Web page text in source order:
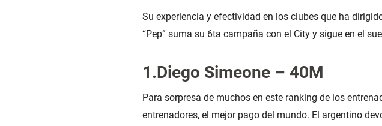
Su experiencia y efectividad en los clubes que ha
“Pep” suma su 6ta campaña con el City y sigue en el
1.Diego Simeone – 40M
Para sorpresa de muchos en este ranking de los
entrenadores, el mejor pago del mundo. El argentino